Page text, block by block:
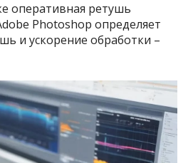
оперативная ретушь
Photoshop определяет
и ускорение обработки –